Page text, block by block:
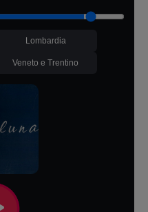
Lombardia
Veneto e Trentino